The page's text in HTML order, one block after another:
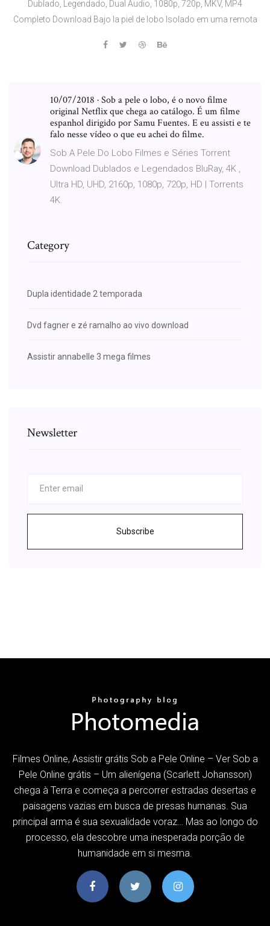
Dublado, Legendado, Dual Áudio, 1080p, 720p, MKV, MP4
Completo Download Bajo la piel de lobo Isolado em uma remota
10/07/2018 · Sob a pele o lobo, é o novo filme
original Netflix que chega ao catálogo. É um filme
espanhol dirigido por Samu Fuentes. E eu assisti e te
falo nesse vídeo o que eu achei do filme.
Sob A Pele Do Lobo Filmes e Séries Torrent
Download Dublados e Legendados BluRay, 4K ,
Ultra HD, UHD, 2160p, 1080p, 720p, HD | Torrents
4K.
Category
Dupla identidade 2 temporada
Dvd fagner e zé ramalho ao vivo download
Assistir annabelle 3 mega filmes
Newsletter
Subscribe
Filmes Online, Assistir grátis Sob a Pele Online – Ver Sob a
Pele Online grátis – Um alienígena (Scarlett Johansson)
chega à Terra e começa a percorrer estradas desertas e
paisagens vazias em busca de presas humanas. Sua
principal arma é sua sexualidade voraz… Mas ao longo do
processo, ela descobre uma inesperada porção de
humanidade em si mesma.